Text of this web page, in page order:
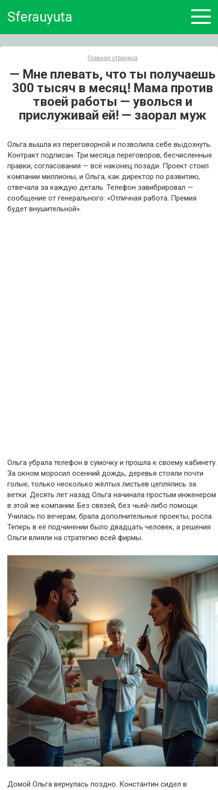
Sferauyuta
Главная страница
— Мне плевать, что ты получаешь
300 тысяч в месяц! Мама против
твоей работы — уволься и
прислуживай ей! — заорал муж
Ольга вышла из переговорной и позволила себе выдохнуть.
Контракт подписан. Три месяца переговоров, бесчисленные
правки, согласования — всё наконец позади. Проект стоил
компании миллионы, и Ольга, как директор по развитию,
отвечала за каждую деталь. Телефон завибрировал —
сообщение от генерального: «Отличная работа. Премия
будет внушительной».
Ольга убрала телефон в сумочку и прошла к своему кабинету.
За окном моросил осенний дождь, деревья стояли почти
голые, только несколько жёлтых листьев цеплялись за
ветки. Десять лет назад Ольга начинала простым инженером
в этой же компании. Без связей, без чьей-либо помощи.
Училась по вечерам, брала дополнительные проекты, росла.
Теперь в её подчинении было двадцать человек, а решения
Ольги влияли на стратегию всей фирмы.
Домой Ольга вернулась поздно. Константин сидел в